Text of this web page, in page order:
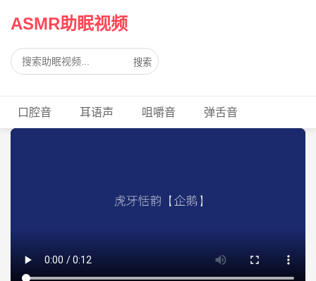
ASMR助眠视频
搜索
口腔音 耳语声 咀嚼音 弹舌音